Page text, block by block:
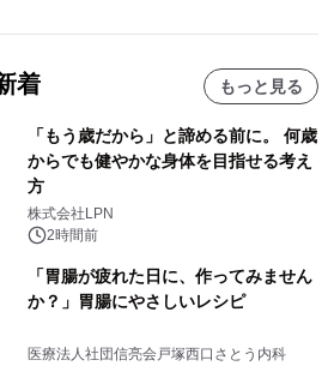
着 もっと見る
「もう歳だから」と諦める前に。 何歳
からでも健やかな身体を目指せる考え
方
株式会社LPN
2時間前
「胃腸が疲れた日に、作ってみません
か？」胃腸にやさしいレシピ
医療法人社団信亮会戸塚西口さとう内科